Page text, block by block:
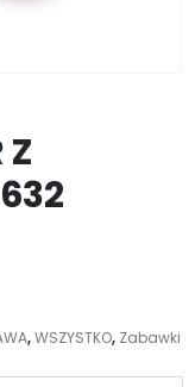
Z
,WSZYSTKO, Zabawki